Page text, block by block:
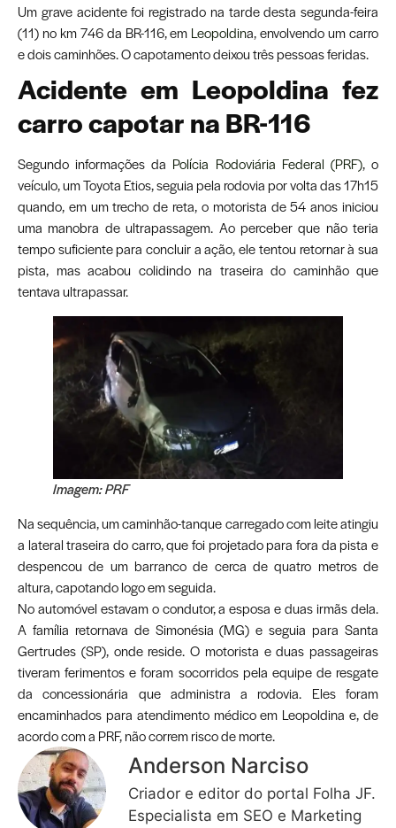
Um grave acidente foi registrado na tarde desta segunda-feira
(11) no km 746 da BR-116, em Leopoldina, envolvendo um carro
e dois caminhões. O capotamento deixou três pessoas feridas.
Acidente em Leopoldina fez
carro capotar na BR-116
Segundo informações da Polícia Rodoviária Federal (PRF), o
veículo, um Toyota Etios, seguia pela rodovia por volta das 17h15
quando, em um trecho de reta, o motorista de 54 anos iniciou
uma manobra de ultrapassagem. Ao perceber que não teria
tempo suficiente para concluir a ação, ele tentou retornar à sua
pista, mas acabou colidindo na traseira do caminhão que
tentava ultrapassar.
Imagem: PRF
Na sequência, um caminhão-tanque carregado com leite atingiu
a lateral traseira do carro, que foi projetado para fora da pista e
despencou de um barranco de cerca de quatro metros de
altura, capotando logo em seguida.
No automóvel estavam o condutor, a esposa e duas irmãs dela.
A família retornava de Simonésia (MG) e seguia para Santa
Gertrudes (SP), onde reside. O motorista e duas passageiras
tiveram ferimentos e foram socorridos pela equipe de resgate
da concessionária que administra a rodovia. Eles foram
encaminhados para atendimento médico em Leopoldina e, de
acordo com a PRF, não correm risco de morte.
Anderson Narciso
Criador e editor do portal Folha JF.
Especialista em SEO e Marketing